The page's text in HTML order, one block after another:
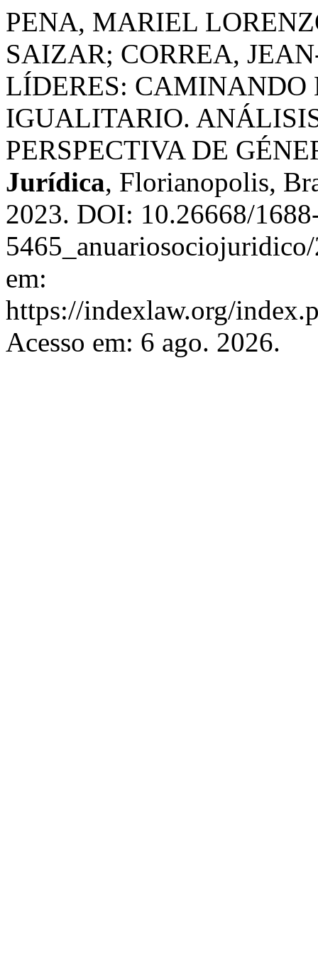
PENA, MARIEL
SAIZAR; CORREA,
LÍDERES:
IGUALITARIO.
PERSPECTIVA DE
Jurídica, Florianopolis,
2023. DOI: 10.26668/
em:
https://indexlaw.org/
Acesso em: 6 ago. 2026.